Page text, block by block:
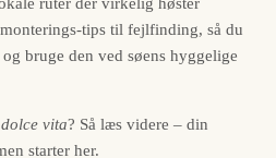
ruter der virkelig høster
tips til fejlfinding, så du
bruge den ved søens hyggelige
dolce vita? Så læs videre – din
starter her.